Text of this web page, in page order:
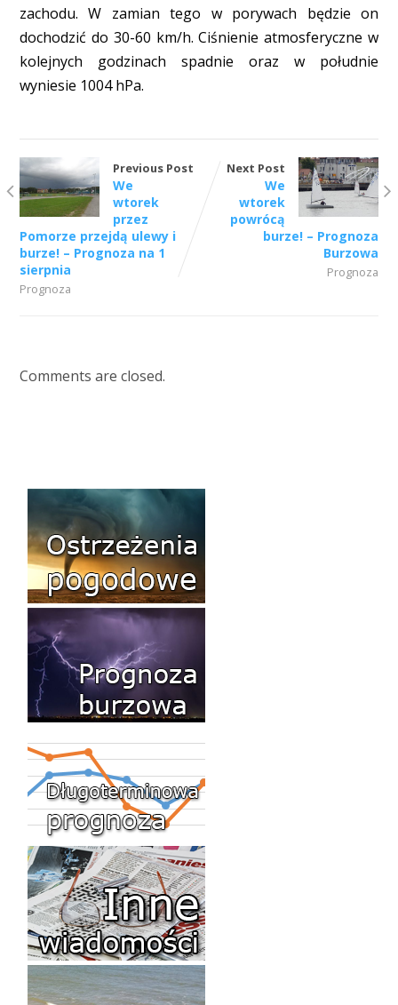
zachodu. W zamian tego w porywach będzie on
dochodzić do 30-60 km/h. Ciśnienie atmosferyczne w
kolejnych godzinach spadnie oraz w południe
wyniesie 1004 hPa.
Previous Post
We
wtorek
przez
Pomorze przejdą ulewy i
burze! – Prognoza na 1
sierpnia
Prognoza
Next Post
We
wtorek
powrócą
burze! – Prognoza
Burzowa
Prognoza
Comments are closed.